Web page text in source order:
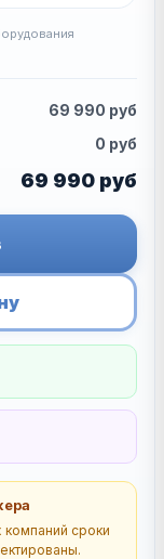
69 990 руб
0 руб
69 990 руб
компаний сроки